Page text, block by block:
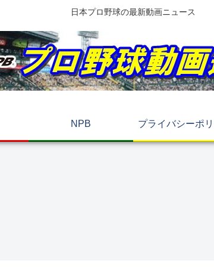
日本プロ野球の最新動画ニュース
NPB プライバシーポ